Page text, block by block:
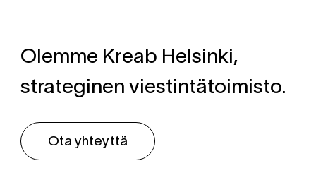
Olemme Kreab Helsinki,
strateginen viestintätoimisto.
Ota yhteyttä